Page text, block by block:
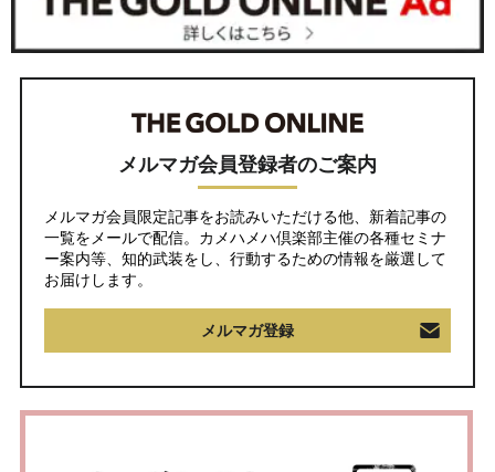
メルマガ会員登録者のご案内
メルマガ会員限定記事をお読みいただける他、新着記事の
一覧をメールで配信。カメハメハ倶楽部主催の各種セミナ
ー案内等、知的武装をし、行動するための情報を厳選して
お届けします。
メルマガ登録